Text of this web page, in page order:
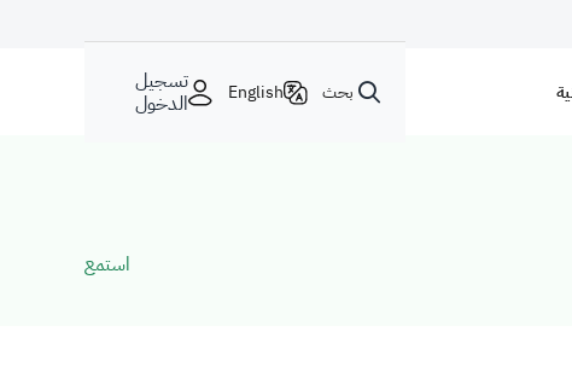
بحث English تسجيل
الدخول
استمع